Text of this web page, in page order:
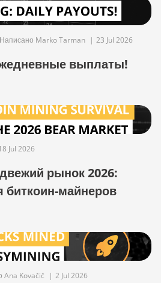
Написано Marko Tarman | 23 Jul 2026
выплаты!
Jul 2026
рынок 2026:
биткоин-майнеров
Ana Kovačič | 2 Jul 2026